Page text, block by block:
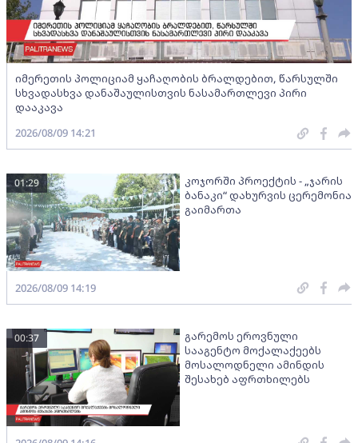
იმერეთის პოლიციამ ყაჩაღობის ბრალდებით, წარსულში
სხვადასხვა დანაშაულისთვის ნასამართლევი პირი
დააკავა
2026/08/09 14:21
კოჯორში პროექტის - „ჯარის
ბანაკი“ დახურვის ცერემონია
გაიმართა
01:29
2026/08/09 14:19
გარემოს ეროვნული
სააგენტო მოქალაქეებს
მოსალოდნელი ამინდის
შესახებ აფრთხილებს
00:37